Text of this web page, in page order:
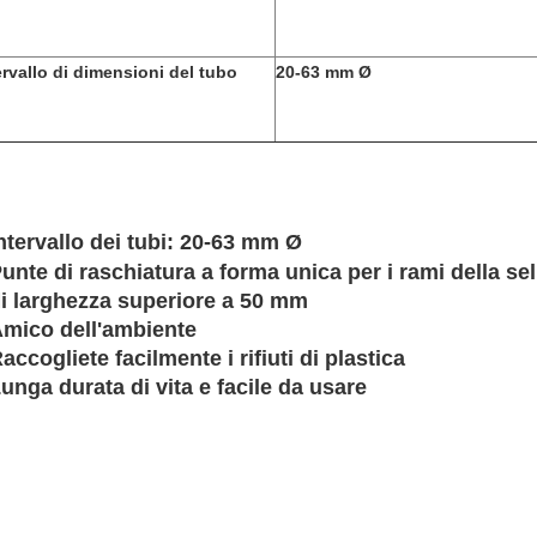
di dimensioni del tubo 20-63 mm Ø
dei tubi: 20-63 mm Ø
di raschiatura a forma unica per i rami della
larghezza superiore a 50 mm
dell'ambiente
facilmente i rifiuti di plastica
durata di vita e facile da usare